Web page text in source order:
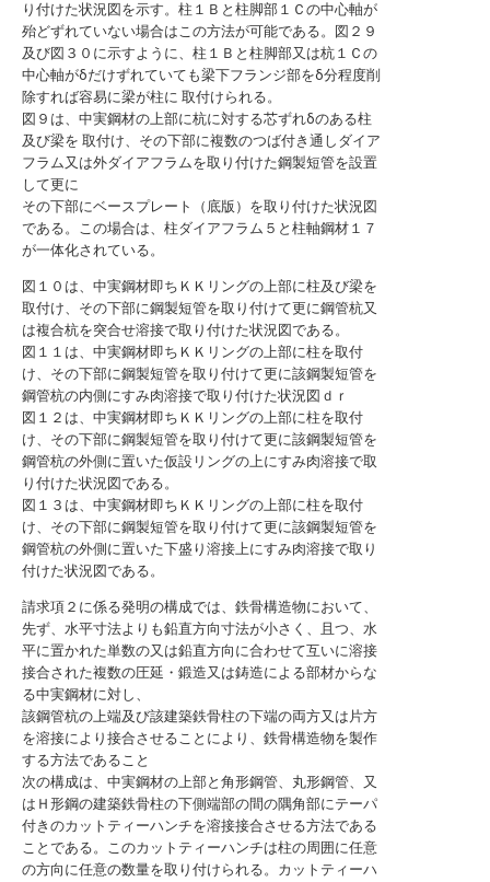
り付けた状況図を示す。柱１Ｂと柱脚部１Ｃの中心軸が
殆どずれていない場合はこの方法が可能である。図２９
及び図３０に示すように、柱１Ｂと柱脚部又は杭１Ｃの
中心軸がδだけずれていても梁下フランジ部をδ分程度削
除すれば容易に梁が柱に 取付けられる。
図９は、中実鋼材の上部に杭に対する芯ずれδのある柱
及び梁を 取付け、その下部に複数のつば付き通しダイア
フラム又は外ダイアフラムを取り付けた鋼製短管を設置
して更に
その下部にベースプレート（底版）を取り付けた状況図
である。この場合は、柱ダイアフラム５と柱軸鋼材１７
が一体化されている。
図１０は、中実鋼材即ちＫＫリングの上部に柱及び梁を
取付け、その下部に鋼製短管を取り付けて更に鋼管杭又
は複合杭を突合せ溶接で取り付けた状況図である。
図１１は、中実鋼材即ちＫＫリングの上部に柱を取付
け、その下部に鋼製短管を取り付けて更に該鋼製短管を
鋼管杭の内側にすみ肉溶接で取り付けた状況図ｄｒ
図１２は、中実鋼材即ちＫＫリングの上部に柱を取付
け、その下部に鋼製短管を取り付けて更に該鋼製短管を
鋼管杭の外側に置いた仮設リングの上にすみ肉溶接で取
り付けた状況図である。
図１３は、中実鋼材即ちＫＫリングの上部に柱を取付
け、その下部に鋼製短管を取り付けて更に該鋼製短管を
鋼管杭の外側に置いた下盛り溶接上にすみ肉溶接で取り
付けた状況図である。
請求項２に係る発明の構成では、鉄骨構造物において、
先ず、水平寸法よりも鉛直方向寸法が小さく、且つ、水
平に置かれた単数の又は鉛直方向に合わせて互いに溶接
接合された複数の圧延・鍛造又は鋳造による部材からな
る中実鋼材に対し、
該鋼管杭の上端及び該建築鉄骨柱の下端の両方又は片方
を溶接により接合させることにより、鉄骨構造物を製作
する方法であること
次の構成は、中実鋼材の上部と角形鋼管、丸形鋼管、又
はＨ形鋼の建築鉄骨柱の下側端部の間の隅角部にテーパ
付きのカットティーハンチを溶接接合させる方法である
ことである。このカットティーハンチは柱の周囲に任意
の方向に任意の数量を取り付けられる。カットティーハ